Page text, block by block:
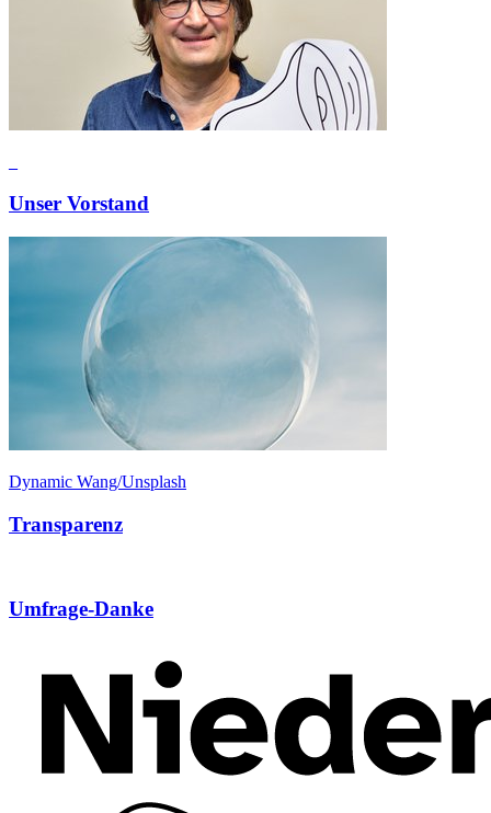
Unser Vorstand
Dynamic Wang/Unsplash
Transparenz
Umfrage-Danke